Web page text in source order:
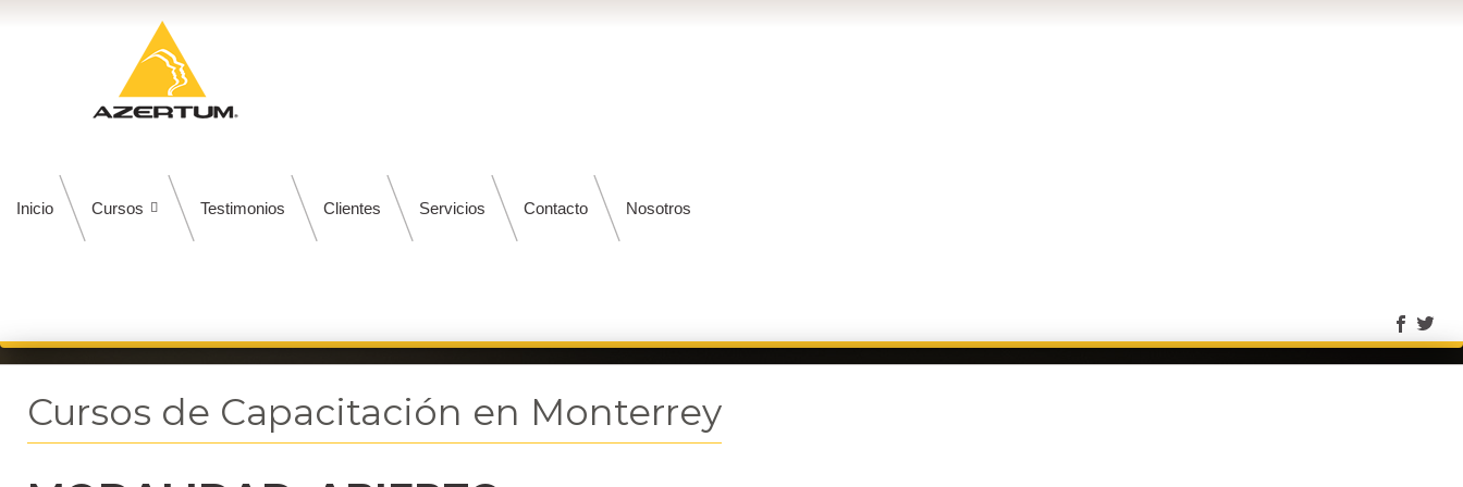
Inicio Cursos Testimonios Clientes Servicios Contacto Nosotros
Cursos de Capacitación en Monterrey